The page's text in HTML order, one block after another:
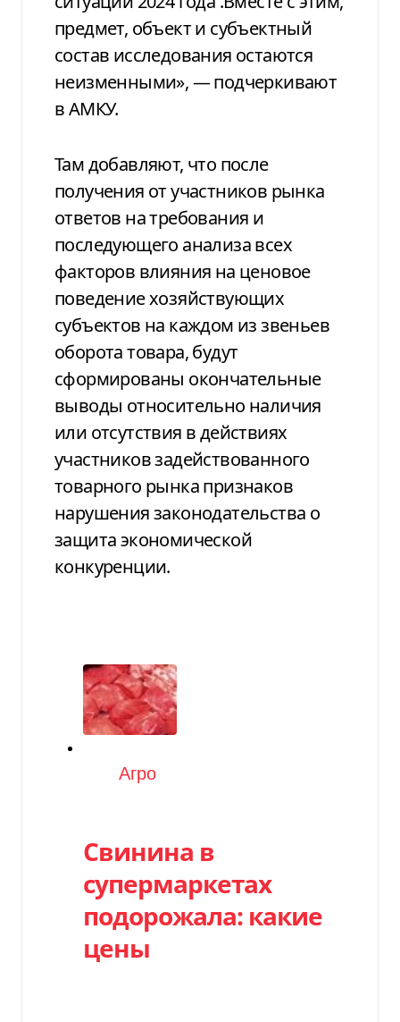
предмет, объект и субъектный
состав исследования остаются
неизменными», — подчеркивают
в АМКУ.
Там добавляют, что после
получения от участников рынка
ответов на требования и
последующего анализа всех
факторов влияния на ценовое
поведение хозяйствующих
субъектов на каждом из звеньев
оборота товара, будут
сформированы окончательные
выводы относительно наличия
или отсутствия в действиях
участников задействованного
товарного рынка признаков
нарушения законодательства о
защита экономической
конкуренции.
Категория
Агро
Свинина в
супермаркетах
подорожала: какие
цены